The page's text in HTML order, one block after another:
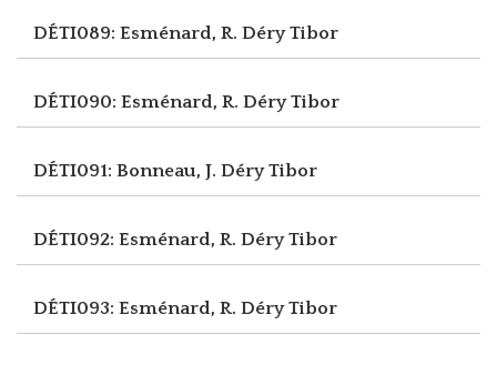
DÉTI089: Esménard, R. Déry Tibor
DÉTI090: Esménard, R. Déry Tibor
DÉTI091: Bonneau, J. Déry Tibor
DÉTI092: Esménard, R. Déry Tibor
DÉTI093: Esménard, R. Déry Tibor